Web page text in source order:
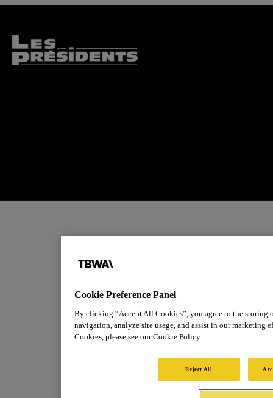
Cookie Preference Panel
By clicking “Accept All Cookies”, you agree to the storing
navigation, analyze site usage, and assist in our marketing
Cookies, please see our Cookie Policy.
Reject All